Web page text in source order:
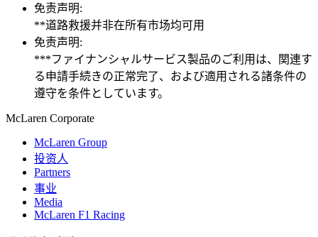
免责声明:
**道路救援并非在所有市场均可用
免责声明:
***ファイナンシャルサービス製品のご利用は、関連す
る申請手続きの正常完了、および適用される諸条件の
遵守を条件としています。
McLaren Corporate
McLaren Group
投资人
Partners
事业
Media
McLaren F1 Racing